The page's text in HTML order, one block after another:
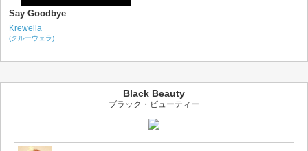
Say Goodbye
Krewella
(クルーウェラ)
Black Beauty
ブラック・ビューティー